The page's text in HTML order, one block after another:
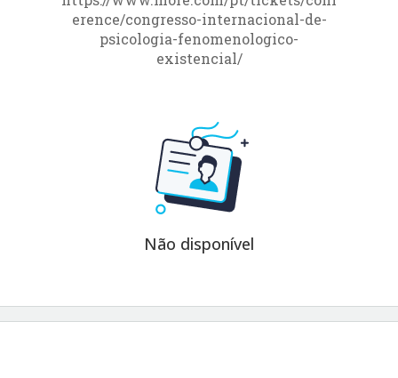
erence/congresso-internacional-de-
psicologia-fenomenologico-
existencial/
Não disponível